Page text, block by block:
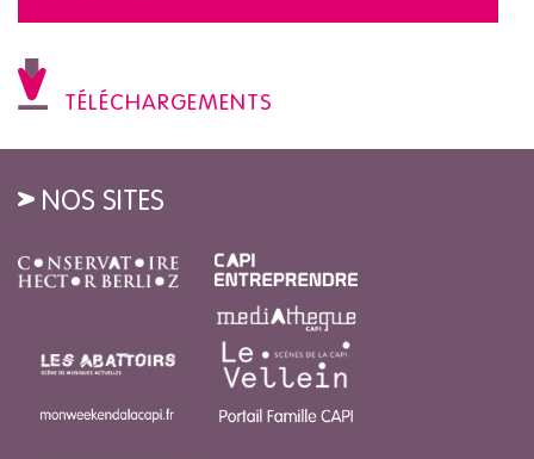
TÉLÉCHARGEMENTS
NOS SITES